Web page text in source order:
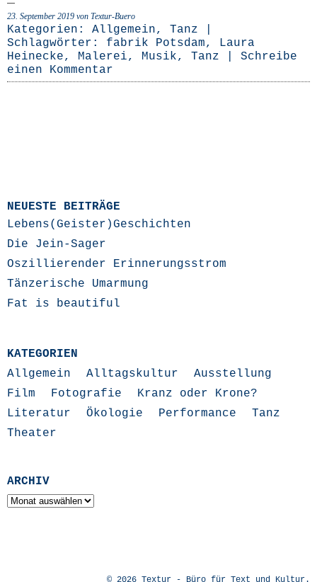
23. September 2019 von Textur-Buero
Kategorien: Allgemein, Tanz
Schlagwörter: fabrik Potsdam, Laura
Heinecke, Malerei, Musik, Tanz
Schreibe
einen Kommentar
NEUESTE BEITRÄGE
Lebens(Geister)Geschichten
Die Jein-Sager
Oszillierender Erinnerungsstrom
Tänzerische Umarmung
Fat is beautiful
KATEGORIEN
Allgemein
Alltagskultur
Ausstellung
Film
Fotografie
Kranz oder Krone?
Literatur
Ökologie Performance
Tanz
Theater
ARCHIV
Archiv
© 2026 Textur - Büro für Text und Kultur.